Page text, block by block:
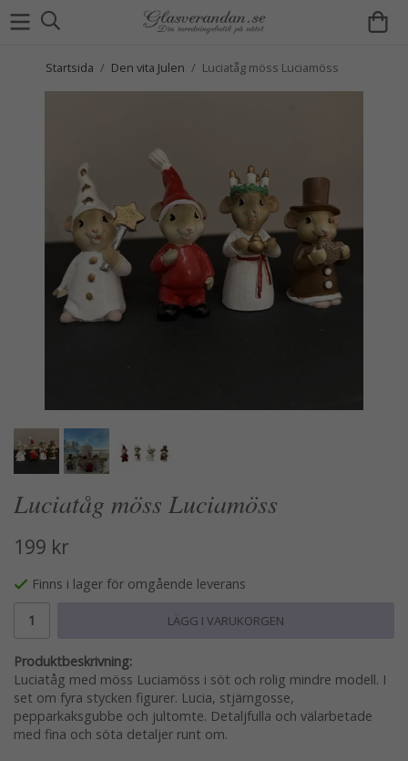
Startsida / Den vita Julen / Luciatåg möss Luciamöss
Luciatåg möss Luciamöss
199 kr
Finns i lager för omgående leverans
LÄGG I VARUKORGEN
Produktbeskrivning:
Luciatåg med möss Luciamöss i söt och rolig mindre modell. I
set om fyra stycken figurer. Lucia, stjärngosse,
pepparkaksgubbe och jultomte. Detaljfulla och välarbetade
med fina och söta detaljer runt om.